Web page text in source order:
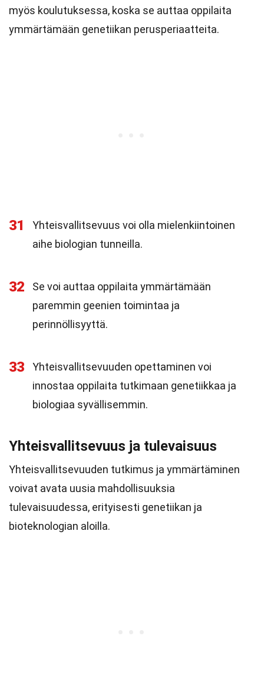
myös koulutuksessa, koska se auttaa oppilaita
ymmärtämään genetiikan perusperiaatteita.
31
Yhteisvallitsevuus voi olla mielenkiintoinen
aihe biologian tunneilla.
32
Se voi auttaa oppilaita ymmärtämään
paremmin geenien toimintaa ja
perinnöllisyyttä.
33
Yhteisvallitsevuuden opettaminen voi
innostaa oppilaita tutkimaan genetiikkaa ja
biologiaa syvällisemmin.
Yhteisvallitsevuus ja tulevaisuus
Yhteisvallitsevuuden tutkimus ja ymmärtäminen
voivat avata uusia mahdollisuuksia
tulevaisuudessa, erityisesti genetiikan ja
bioteknologian aloilla.